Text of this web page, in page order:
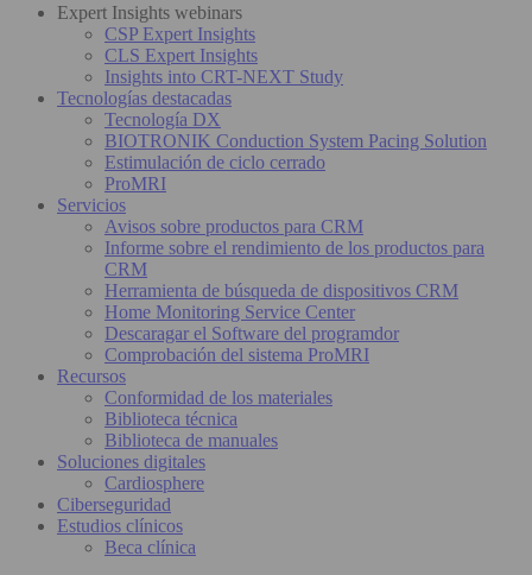
Expert Insights webinars
CSP Expert Insights
CLS Expert Insights
Insights into CRT-NEXT Study
Tecnologías destacadas
Tecnología DX
BIOTRONIK Conduction System Pacing Solution
Estimulación de ciclo cerrado
ProMRI
Servicios
Avisos sobre productos para CRM
Informe sobre el rendimiento de los productos para
CRM
Herramienta de búsqueda de dispositivos CRM
Home Monitoring Service Center
Descaragar el Software del programdor
Comprobación del sistema ProMRI
Recursos
Conformidad de los materiales
Biblioteca técnica
Biblioteca de manuales
Soluciones digitales
Cardiosphere
Ciberseguridad
Estudios clínicos
Beca clínica